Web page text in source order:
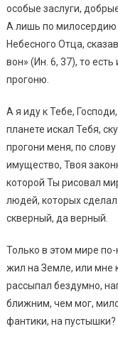
особые заслуги,
А лишь по
Небесного Отца,
вон» (Ин. 6, 37), то
прогоню.
А я иду к Тебе,
планете искал Тебя,
прогони меня, по
имущество, Твоя
которой Ты рисовал
людей, которых
скверный, да верный.
Только в этом мире
жил на Земле, или мне
рассыпал бездумно,
ближним, чем мог,
фантики, на пустышки?